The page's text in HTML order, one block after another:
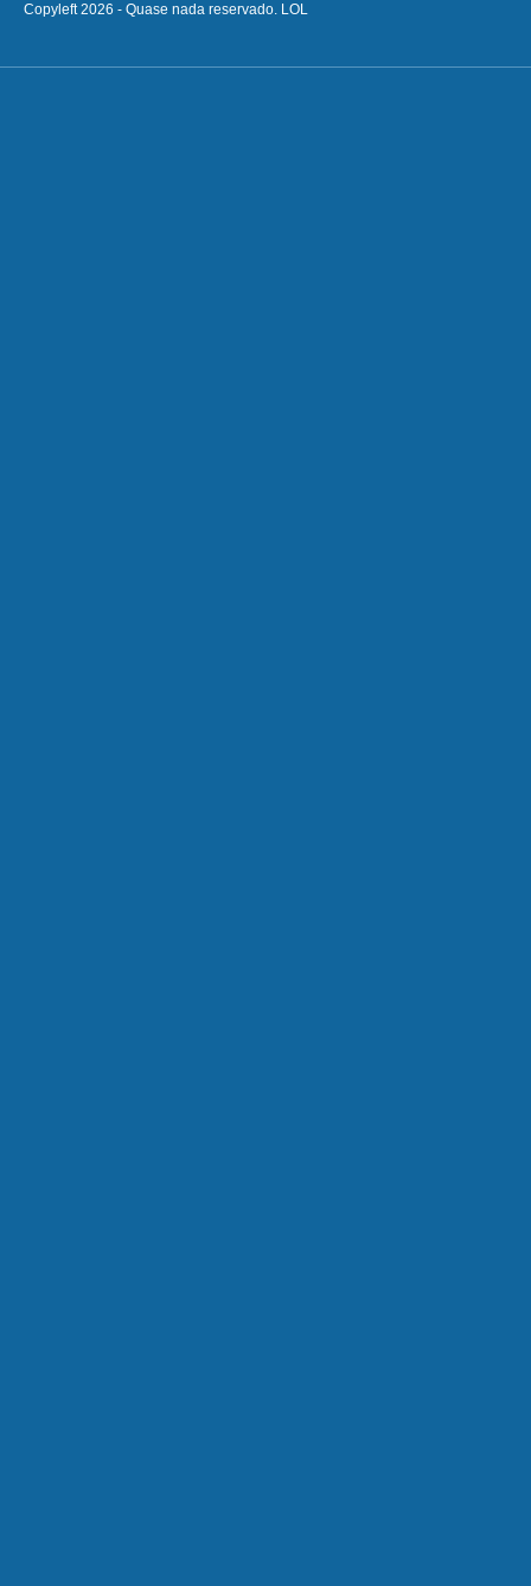
Copyleft 2026 - Quase nada reservado. LOL